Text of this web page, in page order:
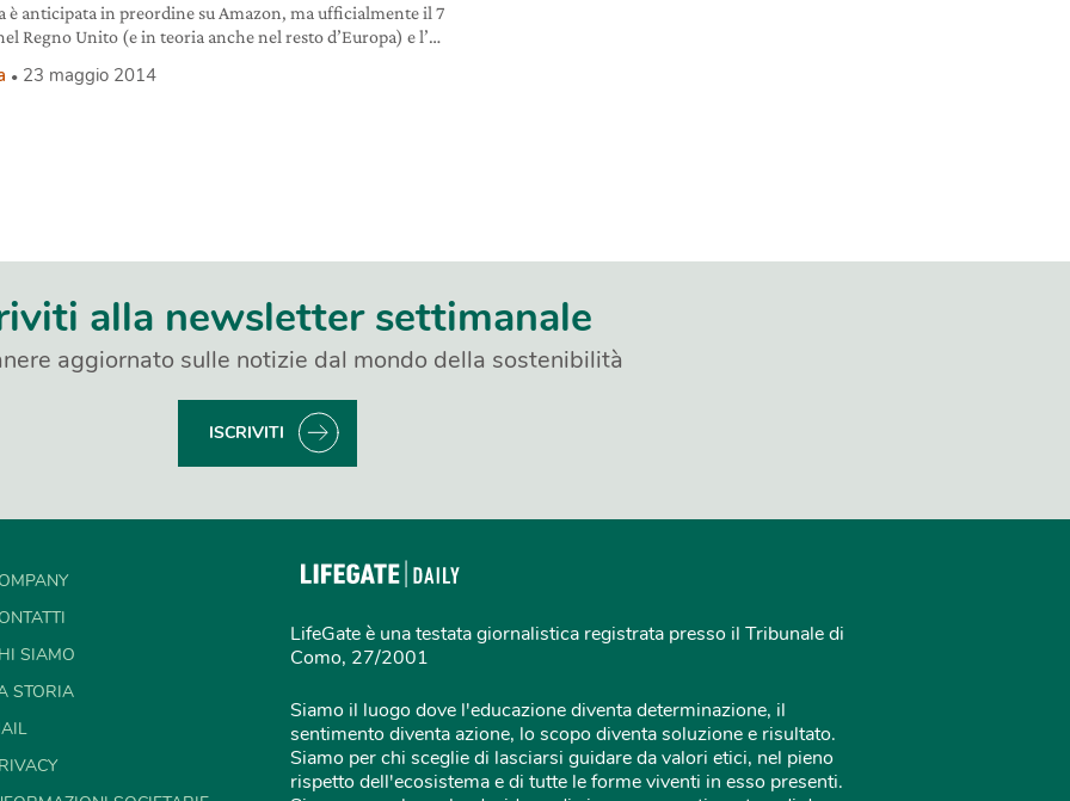
è anticipata in preordine su Amazon, ma ufficialmente il 7
Regno Unito (e in teoria anche nel resto d’Europa) e l’8
reunion tour del 1974 di Crosby, Stills, Nash & Young.
23 maggio 2014
alla newsletter settimanale
aggiornato sulle notizie dal mondo della sostenibilità
ISCRIVITI
SIAMO
STORIA
LifeGate è una testata giornalistica registrata presso il Tribunale di
Como, 27/2001
Siamo il luogo dove l'educazione diventa determinazione, il
sentimento diventa azione, lo scopo diventa soluzione e risultato.
Siamo per chi sceglie di lasciarsi guidare da valori etici, nel pieno
rispetto dell'ecosistema e di tutte le forme viventi in esso presenti.